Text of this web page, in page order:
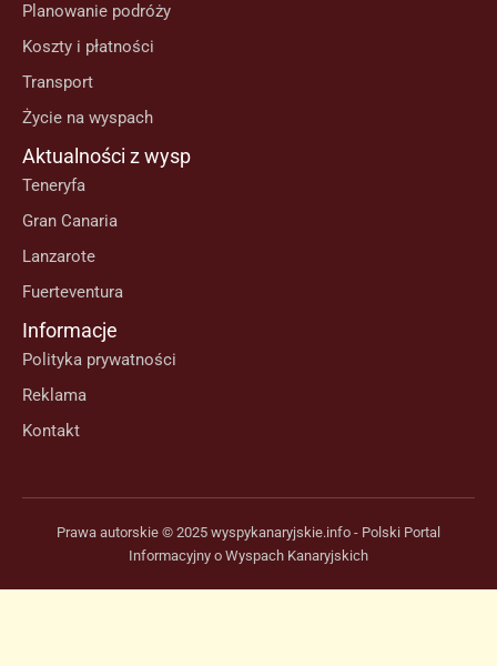
Planowanie podróży
Koszty i płatności
Transport
Życie na wyspach
Aktualności z wysp
Teneryfa
Gran Canaria
Lanzarote
Fuerteventura
Informacje
Polityka prywatności
Reklama
Kontakt
Prawa autorskie © 2025 wyspykanaryjskie.info - Polski Portal
Informacyjny o Wyspach Kanaryjskich